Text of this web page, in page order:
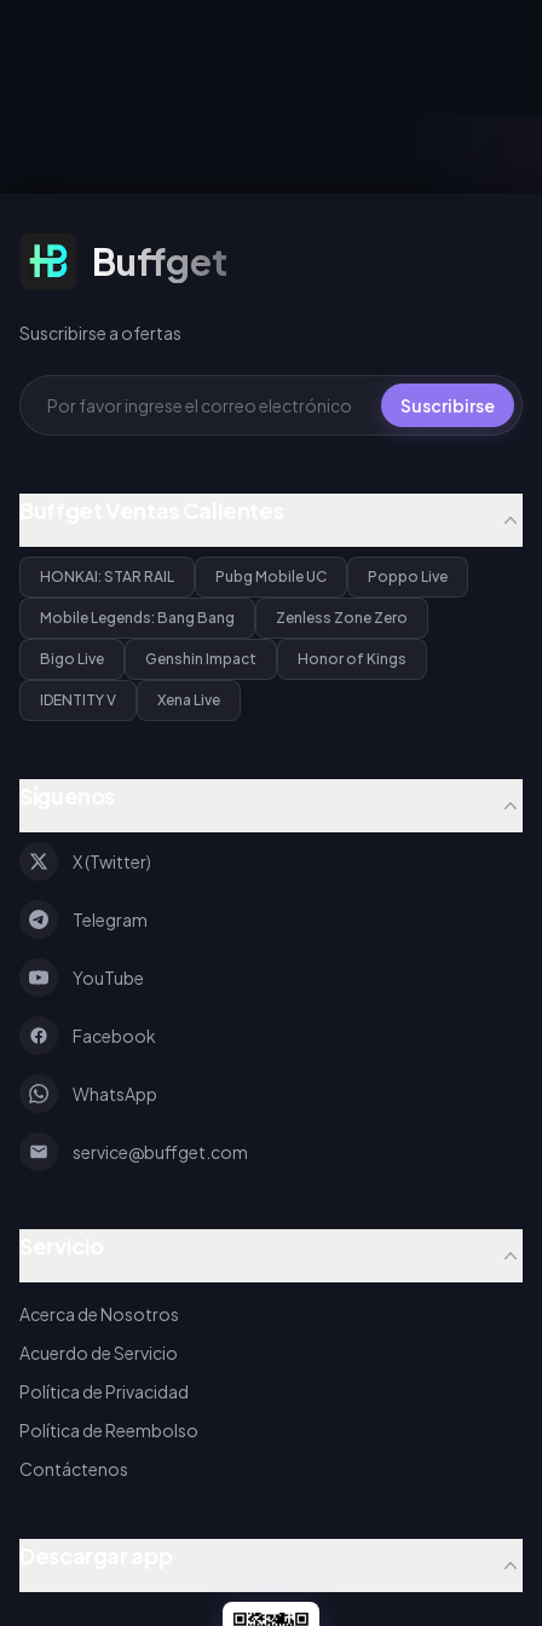
Suscribirse a ofertas
Buffget
Suscribirse a ofertas
Suscribirse
HONKAI: STAR RAIL Pubg Mobile UC Poppo Live
Mobile Legends: Bang Bang Zenless Zone Zero
Bigo Live Genshin Impact Honor of Kings
IDENTITY V Xena Live
X (Twitter)
Telegram
YouTube
Facebook
WhatsApp
service@buffget.com
Acerca de Nosotros
Acuerdo de Servicio
Política de Privacidad
Política de Reembolso
Contáctenos